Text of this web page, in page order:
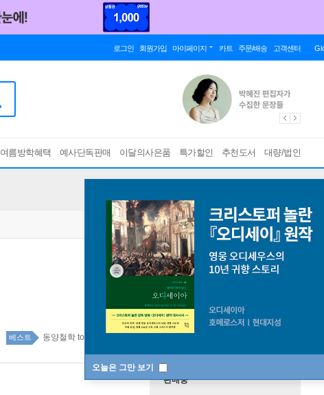
로그인 회원가입 마이페이지 카트 주문/배송 고객센터
여름방학혜택 예사단독판매 이달의사은품 특가할인 추천도서 대량/법인
오늘은 그만 보기
베스트 동양철학 top20 7주
판매중